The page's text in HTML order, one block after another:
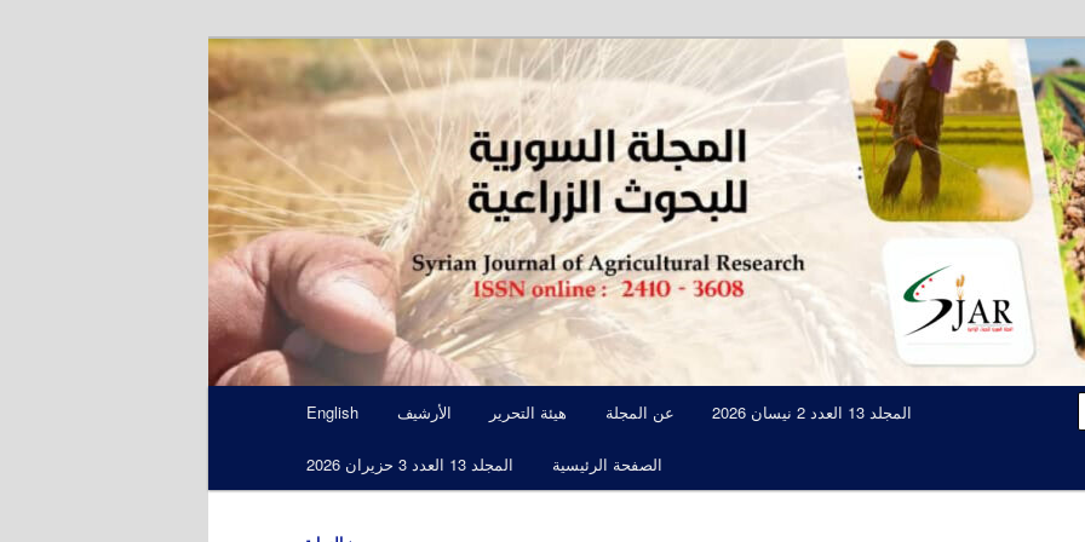
المجلة السورية للبحوث الزراعية SJAR
مجلة علمية محكمة تصدرها الهيئة العامة للبحوث العلمية الزراعية
English الأرشيف هيئة التحرير عن المجلة المجلد 13 العدد 2 نيسان 2026
المجلد 13 العدد 3 حزيران 2026 الصفحة الرئيسية